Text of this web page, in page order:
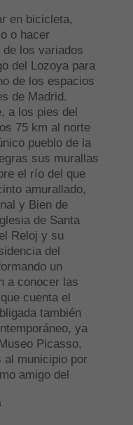
en bicicleta,
o hacer
los variados
del Lozoya para
de los espacios
de Madrid.
a los pies del
75 km al norte
pueblo de la
sus murallas
el río del que
amurallado,
y Bien de
de Santa
Reloj y su
del
un
a conocer las
cuenta el
también
ya
Picasso,
al municipio por
amigo del